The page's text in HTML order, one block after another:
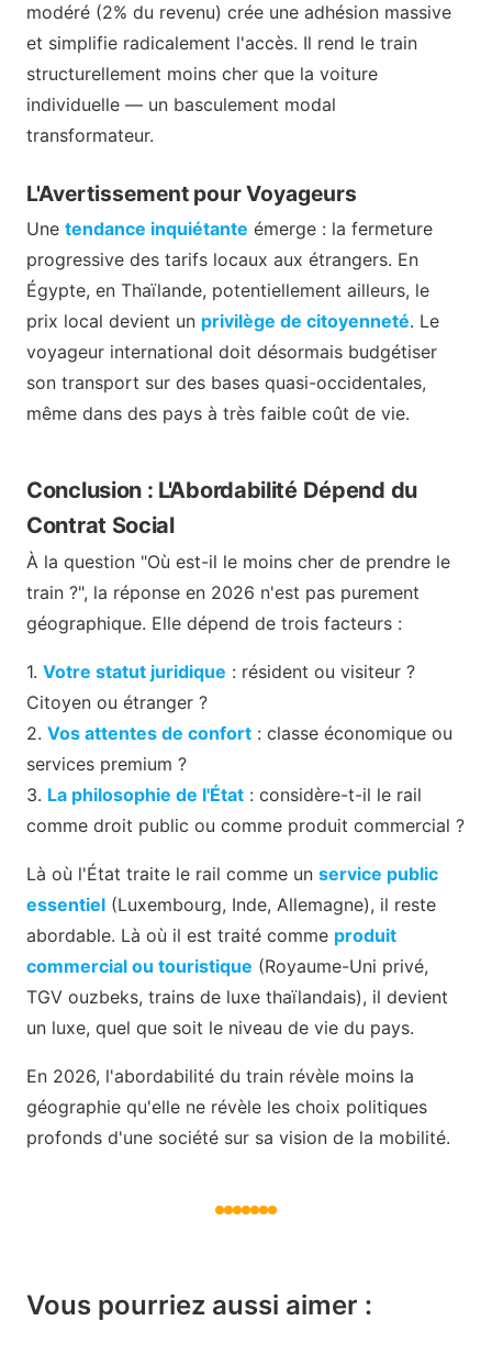
modéré (2% du revenu) crée une adhésion massive
et simplifie radicalement l'accès. Il rend le train
structurellement moins cher que la voiture
individuelle — un basculement modal
transformateur.
L'Avertissement pour Voyageurs
Une tendance inquiétante émerge : la fermeture
progressive des tarifs locaux aux étrangers. En
Égypte, en Thaïlande, potentiellement ailleurs, le
prix local devient un privilège de citoyenneté. Le
voyageur international doit désormais budgétiser
son transport sur des bases quasi-occidentales,
même dans des pays à très faible coût de vie.
Conclusion : L'Abordabilité Dépend du
Contrat Social
À la question "Où est-il le moins cher de prendre le
train ?", la réponse en 2026 n'est pas purement
géographique. Elle dépend de trois facteurs :
1. Votre statut juridique : résident ou visiteur ?
Citoyen ou étranger ?
2. Vos attentes de confort : classe économique ou
services premium ?
3. La philosophie de l'État : considère-t-il le rail
comme droit public ou comme produit commercial ?
Là où l'État traite le rail comme un service public
essentiel (Luxembourg, Inde, Allemagne), il reste
abordable. Là où il est traité comme produit
commercial ou touristique (Royaume-Uni privé,
TGV ouzbeks, trains de luxe thaïlandais), il devient
un luxe, quel que soit le niveau de vie du pays.
En 2026, l'abordabilité du train révèle moins la
géographie qu'elle ne révèle les choix politiques
profonds d'une société sur sa vision de la mobilité.
Vous pourriez aussi aimer :